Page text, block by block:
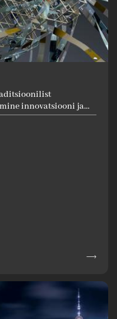
innovatsiooni ja
